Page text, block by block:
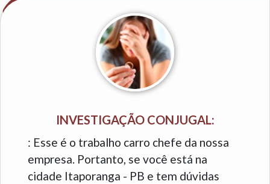
INVESTIGAÇÃO CONJUGAL:
: Esse é o trabalho carro chefe da nossa
empresa. Portanto, se você está na
cidade Itaporanga - PB e tem dúvidas